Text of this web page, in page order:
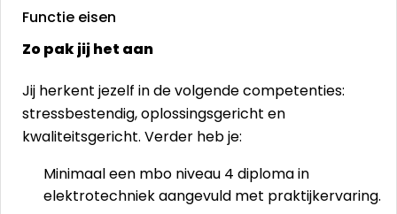
Functie eisen
Zo pak jij het aan
Jij herkent jezelf in de volgende competenties:
stressbestendig, oplossingsgericht en
kwaliteitsgericht. Verder heb je:
Minimaal een mbo niveau 4 diploma in
elektrotechniek aangevuld met praktijkervaring.